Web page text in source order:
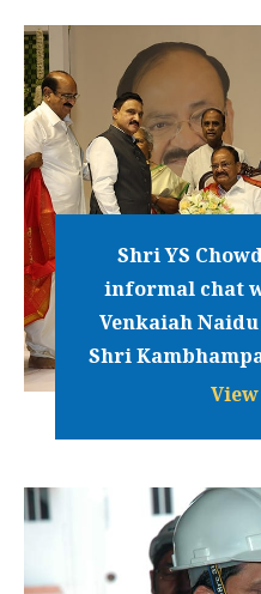
Shri YS
informal chat
Venkaiah
Shri
View